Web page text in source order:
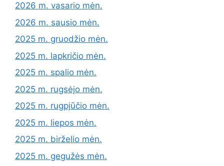
2026 m. vasario mėn.
2026 m. sausio mėn.
2025 m. gruodžio mėn.
2025 m. lapkričio mėn.
2025 m. spalio mėn.
2025 m. rugsėjo mėn.
2025 m. rugpjūčio mėn.
2025 m. liepos mėn.
2025 m. birželio mėn.
2025 m. gegužės mėn.